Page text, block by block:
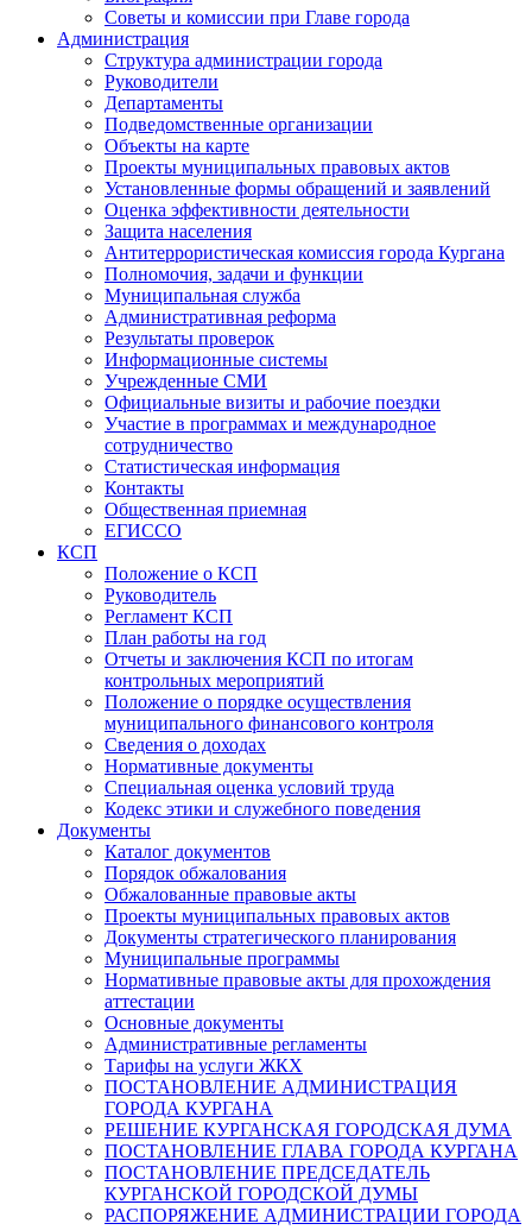
Советы и комиссии при Главе города
Администрация
Структура администрации города
Руководители
Департаменты
Подведомственные организации
Объекты на карте
Проекты муниципальных правовых актов
Установленные формы обращений и заявлений
Оценка эффективности деятельности
Защита населения
Антитеррористическая комиссия города Кургана
Полномочия, задачи и функции
Муниципальная служба
Административная реформа
Результаты проверок
Информационные системы
Учрежденные СМИ
Официальные визиты и рабочие поездки
Участие в программах и международное
сотрудничество
Статистическая информация
Контакты
Общественная приемная
ЕГИССО
КСП
Положение о КСП
Руководитель
Регламент КСП
План работы на год
Отчеты и заключения КСП по итогам
контрольных мероприятий
Положение о порядке осуществления
муниципального финансового контроля
Сведения о доходах
Нормативные документы
Специальная оценка условий труда
Кодекс этики и служебного поведения
Документы
Каталог документов
Порядок обжалования
Обжалованные правовые акты
Проекты муниципальных правовых актов
Документы стратегического планирования
Муниципальные программы
Нормативные правовые акты для прохождения
аттестации
Основные документы
Административные регламенты
Тарифы на услуги ЖКХ
ПОСТАНОВЛЕНИЕ АДМИНИСТРАЦИЯ
ГОРОДА КУРГАНА
РЕШЕНИЕ КУРГАНСКАЯ ГОРОДСКАЯ ДУМА
ПОСТАНОВЛЕНИЕ ГЛАВА ГОРОДА КУРГАНА
ПОСТАНОВЛЕНИЕ ПРЕДСЕДАТЕЛЬ
КУРГАНСКОЙ ГОРОДСКОЙ ДУМЫ
РАСПОРЯЖЕНИЕ АДМИНИСТРАЦИИ ГОРОДА